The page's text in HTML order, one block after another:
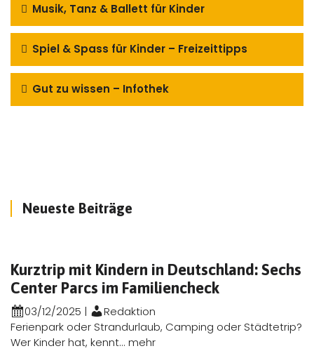
Musik, Tanz & Ballett für Kinder
Spiel & Spass für Kinder – Freizeittipps
Gut zu wissen – Infothek
Neueste Beiträge
Kurztrip mit Kindern in Deutschland: Sechs
Center Parcs im Familiencheck
03/12/2025 |
Redaktion
Ferienpark oder Strandurlaub, Camping oder Städtetrip?
Wer Kinder hat, kennt... mehr